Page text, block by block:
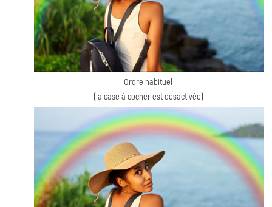
Ordre habituel
(la case à cocher est désactivée)